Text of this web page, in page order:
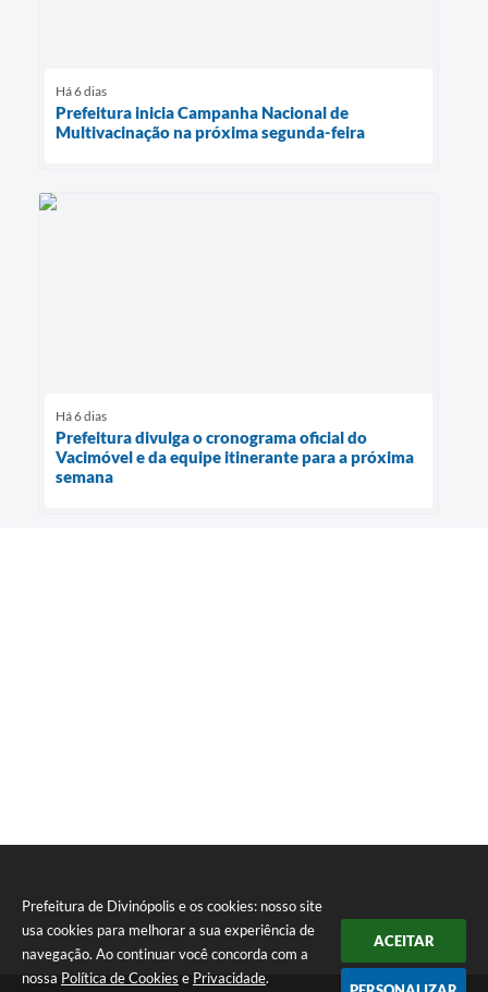
Prefeitura de Divinópolis e os cookies: nosso site
usa cookies para melhorar a sua experiência de
navegação. Ao continuar você concorda com a
nossa Política de Cookies e Privacidade.
ACEITAR
Há 6 dias
Prefeitura inicia Campanha Nacional de
Multivacinação na próxima segunda-feira
Há 6 dias
Prefeitura divulga o cronograma oficial do
Vacimóvel e da equipe itinerante para a próxima
semana